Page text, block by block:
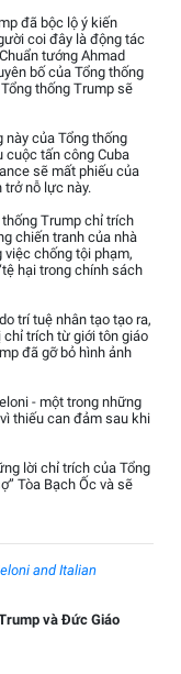
đã bộc lộ ý kiến
coi đây là động tác
tướng Ahmad
bố của Tổng thống
thống Trump sẽ
của Tổng thống
cuộc tấn công Cuba
sẽ mất phiếu của
trở nỗ lực này.
Trump chỉ trích
chiến tranh của nhà
việc chống tội phạm,
hại trong chính sách
trí tuệ nhân tạo tạo ra,
chỉ trích từ giới tôn giáo
đã gỡ bỏ hình ảnh
- một trong những
thiếu can đảm sau khi
lời chỉ trích của Tổng
Tòa Bạch Ốc và sẽ
and Italian
và Đức Giáo